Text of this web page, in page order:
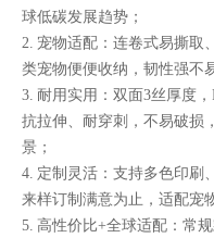
球低碳发展趋势；
2. 宠物适配：连卷式易撕取
类宠物便便收纳，韧性强不
3. 耐用实用：双面3丝厚度
抗拉伸、耐穿刺，不易破损
景；
4. 定制灵活：支持多色印刷
来样订制满意为止，适配宠
5. 高性价比+全球适配：常